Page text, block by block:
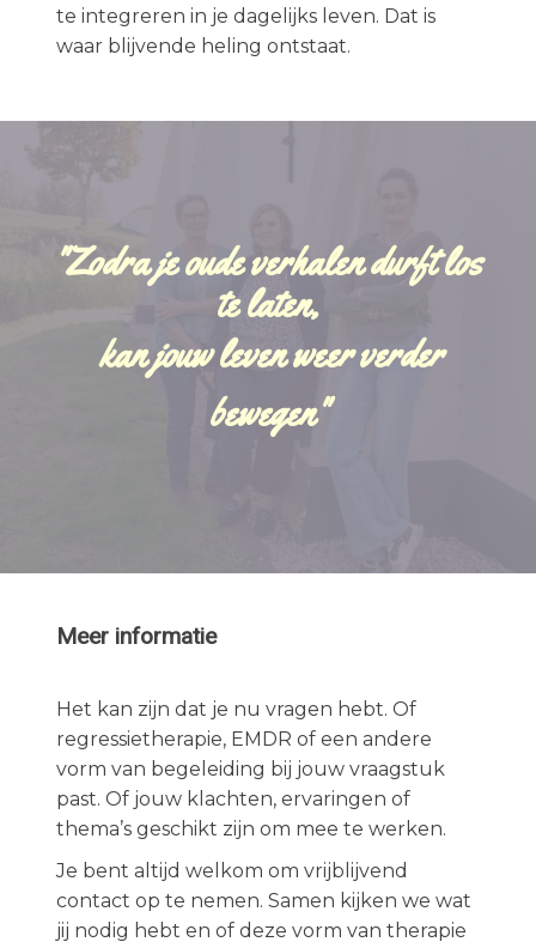
te integreren in je dagelijks leven. Dat is
waar blijvende heling ontstaat.
"Zodra je oude verhalen durft los
te laten,
kan jouw leven weer verder
bewegen"
Meer informatie
Het kan zijn dat je nu vragen hebt. Of
regressietherapie, EMDR of een andere
vorm van begeleiding bij jouw vraagstuk
past. Of jouw klachten, ervaringen of
thema’s geschikt zijn om mee te werken.
Je bent altijd welkom om vrijblijvend
contact op te nemen. Samen kijken we wat
jij nodig hebt en of deze vorm van therapie